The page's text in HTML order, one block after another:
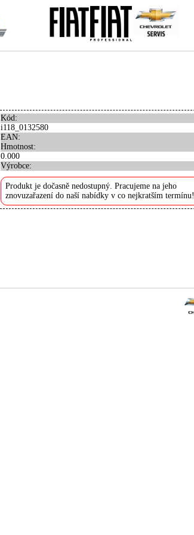
Kód:
i118_0132580
EAN:
Hmotnost:
0.000
Výrobce:
Produkt je dočasně nedostupný. Pracujeme na jeho
znovuzařazení do naší nabídky v co nejkratším termínu!